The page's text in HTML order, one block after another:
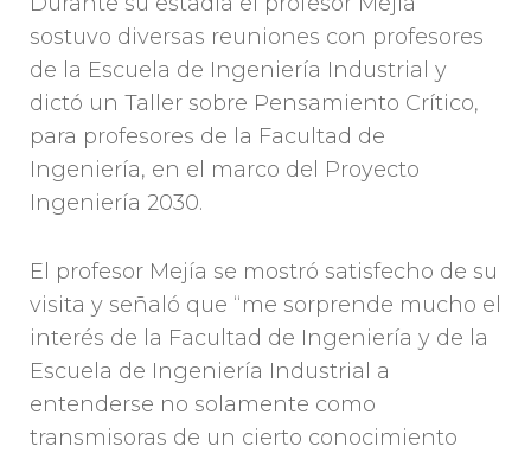
sostuvo diversas reuniones con profesores
de la Escuela de Ingeniería Industrial y
dictó un Taller sobre Pensamiento Crítico,
para profesores de la Facultad de
Ingeniería, en el marco del Proyecto
Ingeniería 2030.
El profesor Mejía se mostró satisfecho de su
visita y señaló que “me sorprende mucho el
interés de la Facultad de Ingeniería y de la
Escuela de Ingeniería Industrial a
entenderse no solamente como
transmisoras de un cierto conocimiento